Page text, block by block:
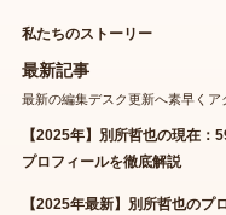
私たちのストーリー
最新記事
最新の編集デスク更新へ素早くア
【2025年】別所哲也の現在：
プロフィールを徹底解説
【2025年最新】別所哲也のプ